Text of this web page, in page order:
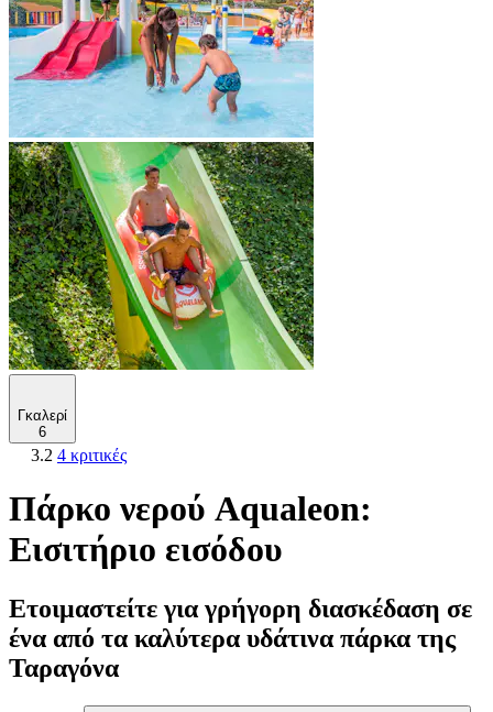
Γκαλερί
6
3.2 4 κριτικές
Πάρκο νερού Aqualeon:
Εισιτήριο εισόδου
Ετοιμαστείτε για γρήγορη διασκέδαση σε
ένα από τα καλύτερα υδάτινα πάρκα της
Ταραγόνα